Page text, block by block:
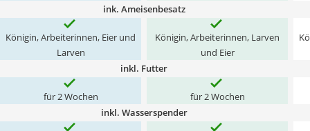
ink. Ameisenbesatz
Königin, Arbeiterinnen, Eier und
Larven
Königin, Arbeiterinnen, Larven
und Eier
inkl. Futter
für 2 Wochen für 2 Wochen
inkl. Wasserspender